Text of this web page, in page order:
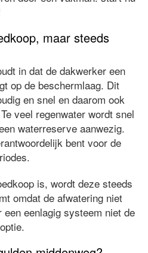
maar steeds
in dat de dakwerker een
op de beschermlaag. Dit
en snel en daarom ook
veel regenwater wordt snel
waterreserve aanwezig.
bent voor de
is, wordt deze steeds
omdat de afwatering niet
eenlagig systeem niet de